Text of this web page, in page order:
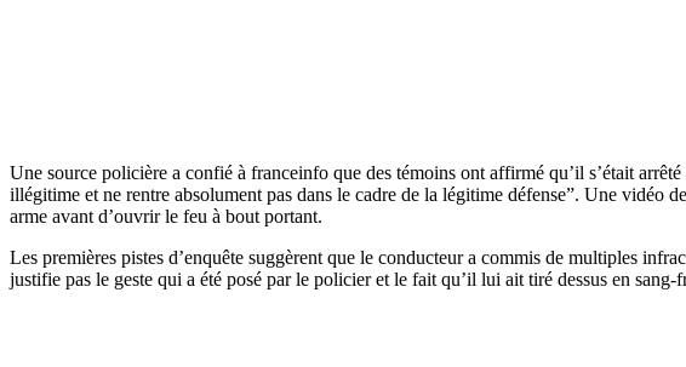
Une source policière a confié à franceinfo que des témoins ont affirmé qu’il s’était
illégitime et ne rentre absolument pas dans le cadre de la légitime défense”. Une vidéo
arme avant d’ouvrir le feu à bout portant.
Les premières pistes d’enquête suggèrent que le conducteur a commis de multiples
justifie pas le geste qui a été posé par le policier et le fait qu’il lui ait tiré dessus en sang-